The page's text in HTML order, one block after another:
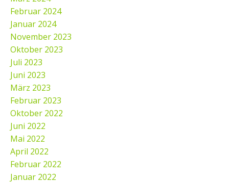
Februar 2024
Januar 2024
November 2023
Oktober 2023
Juli 2023
Juni 2023
März 2023
Februar 2023
Oktober 2022
Juni 2022
Mai 2022
April 2022
Februar 2022
Januar 2022